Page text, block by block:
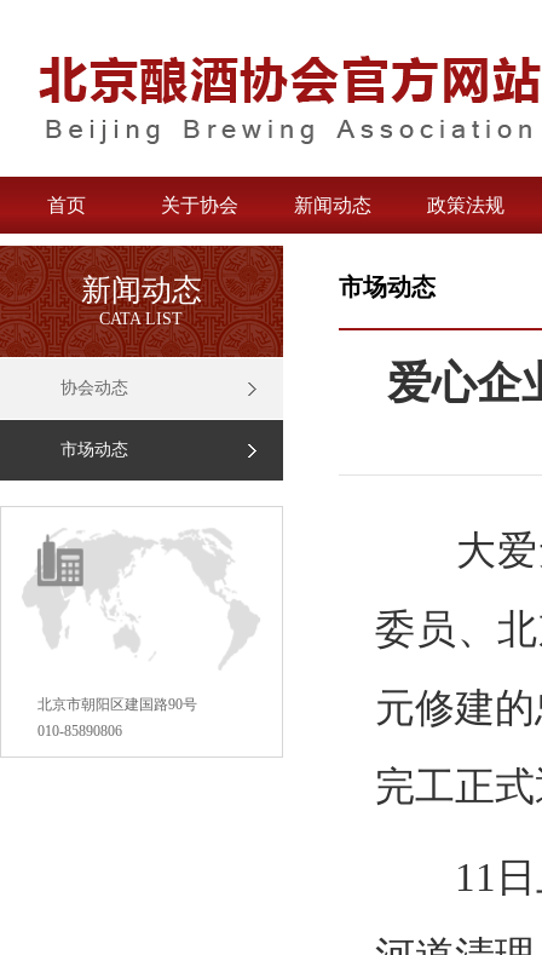
首页 关于协会 新闻动态 政策法规
新闻动态
CATA LIST
协会动态
市场动态
北京市朝阳区建国路90号
010-85890806
市场动态
爱心企
大爱无
委员、
元修建
完工正
11日上